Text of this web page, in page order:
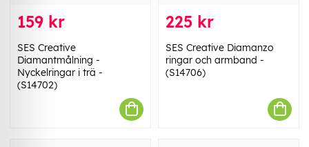
159 kr
SES Creative
Diamantmålning -
Nyckelringar i trä -
(S14702)
225 kr
SES Creative Diamanzo
ringar och armband -
(S14706)